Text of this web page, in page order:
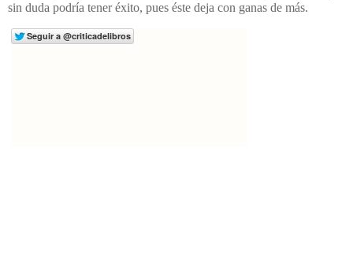
sin duda podría tener éxito, pues éste deja con ganas de más.